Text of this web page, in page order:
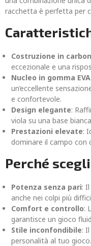
racchetta è perfetta per
Costruzione in
eccezionale e una
Nucleo in gomma
un’eccellente
e confortevole.
Design elegante:
viola su una base
Prestazioni elevate:
dominare il campo con
Perché
Potenza senza pari:
anche nei colpi più
Comfort e controllo:
garantisce un gioco
Stile inconfondibile:
personalità al tuo gioco.